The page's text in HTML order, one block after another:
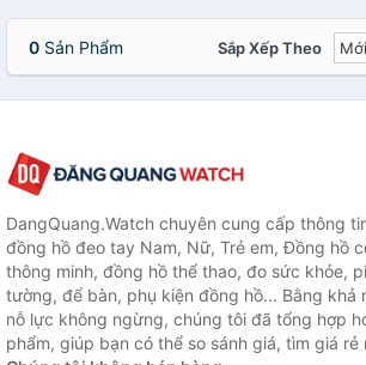
0 Sản Phẩm Sắp Xếp Theo
DangQuang.Watch chuyên cung cấp thông
đồng hồ đeo tay Nam, Nữ, Trẻ em, Đồng hồ
thông minh, đồng hồ thể thao, đo sức khỏe,
tường, để bàn, phụ kiện đồng hồ... Bằng khả
nỗ lực không ngừng, chúng tôi đã tổng hợp
phẩm, giúp bạn có thể so sánh giá, tìm giá